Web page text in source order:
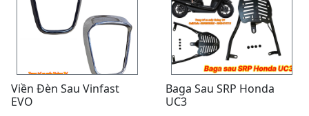
Viền Đèn Sau Vinfast
EVO
Baga Sau SRP Honda
UC3